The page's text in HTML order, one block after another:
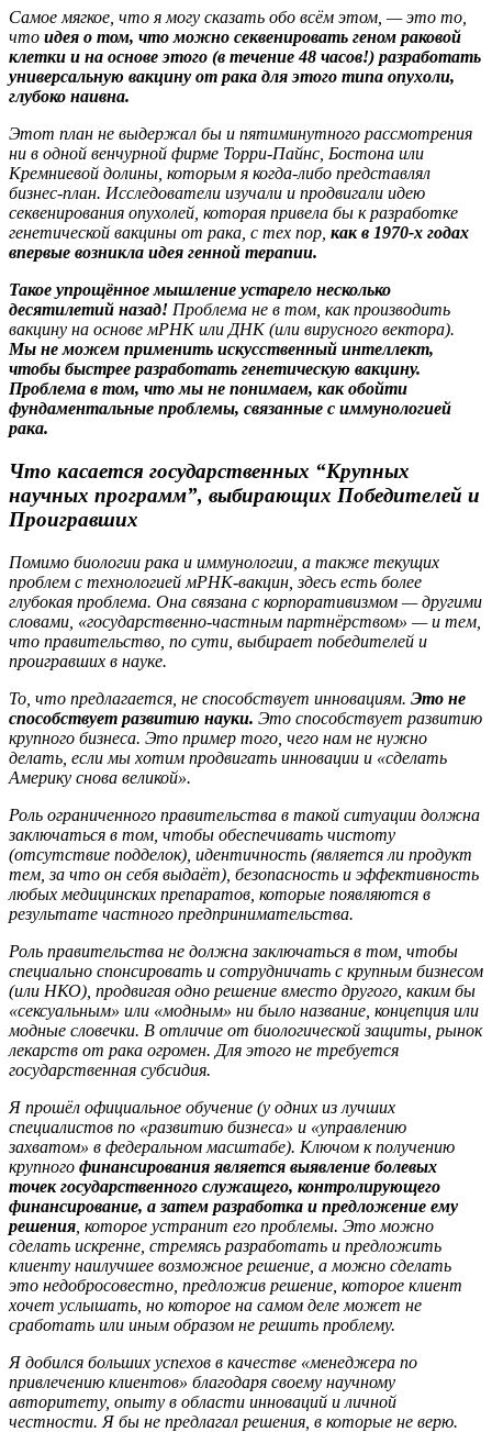
Самое мягкое, что я могу сказать обо всём этом, — это то,
что идея о том, что можно секвенировать геном раковой
клетки и на основе этого (в течение 48 часов!) разработать
универсальную вакцину от рака для этого типа опухоли,
глубоко наивна.
Этот план не выдержал бы и пятиминутного рассмотрения
ни в одной венчурной фирме Торри-Пайнс, Бостона или
Кремниевой долины, которым я когда-либо представлял
бизнес-план. Исследователи изучали и продвигали идею
секвенирования опухолей, которая привела бы к разработке
генетической вакцины от рака, с тех пор, как в 1970-х годах
впервые возникла идея генной терапии.
Такое упрощённое мышление устарело несколько
десятилетий назад! Проблема не в том, как производить
вакцину на основе мРНК или ДНК (или вирусного вектора).
Мы не можем применить искусственный интеллект,
чтобы быстрее разработать генетическую вакцину.
Проблема в том, что мы не понимаем, как обойти
фундаментальные проблемы, связанные с иммунологией
рака.
Что касается государственных “Крупных
научных программ”, выбирающих Победителей и
Проигравших
Помимо биологии рака и иммунологии, а также текущих
проблем с технологией мРНК-вакцин, здесь есть более
глубокая проблема. Она связана с корпоративизмом — другими
словами, «государственно-частным партнёрством» — и тем,
что правительство, по сути, выбирает победителей и
проигравших в науке.
То, что предлагается, не способствует инновациям. Это не
способствует развитию науки. Это способствует развитию
крупного бизнеса. Это пример того, чего нам не нужно
делать, если мы хотим продвигать инновации и «сделать
Америку снова великой».
Роль ограниченного правительства в такой ситуации должна
заключаться в том, чтобы обеспечивать чистоту
(отсутствие подделок), идентичность (является ли продукт
тем, за что он себя выдаёт), безопасность и эффективность
любых медицинских препаратов, которые появляются в
результате частного предпринимательства.
Роль правительства не должна заключаться в том, чтобы
специально спонсировать и сотрудничать с крупным бизнесом
(или НКО), продвигая одно решение вместо другого, каким бы
«сексуальным» или «модным» ни было название, концепция или
модные словечки. В отличие от биологической защиты, рынок
лекарств от рака огромен. Для этого не требуется
государственная субсидия.
Я прошёл официальное обучение (у одних из лучших
специалистов по «развитию бизнеса» и «управлению
захватом» в федеральном масштабе). Ключом к получению
крупного финансирования является выявление болевых
точек государственного служащего, контролирующего
финансирование, а затем разработка и предложение ему
решения , которое устранит его проблемы. Это можно
сделать искренне, стремясь разработать и предложить
клиенту наилучшее возможное решение, а можно сделать
это недобросовестно, предложив решение, которое клиент
хочет услышать, но которое на самом деле может не
сработать или иным образом не решить проблему.
Я добился больших успехов в качестве «менеджера по
привлечению клиентов» благодаря своему научному
авторитету, опыту в области инноваций и личной
честности. Я бы не предлагал решения, в которые не верю.